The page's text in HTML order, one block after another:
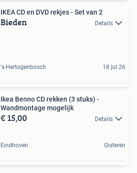
IKEA CD en DVD rekjes - Set van 2
Bieden Details
's-Hertogenbosch 18 jul 26
Ikea Benno CD rekken (3 stuks) -
Wandmontage mogelijk
€ 15,00 Details
Eindhoven Gisteren